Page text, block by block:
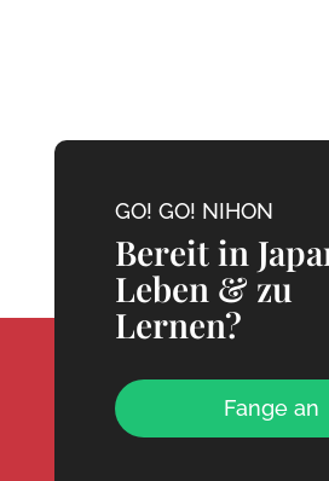
GO! GO! NIHON
Bereit in
Leben & zu
Lernen?
Fange an